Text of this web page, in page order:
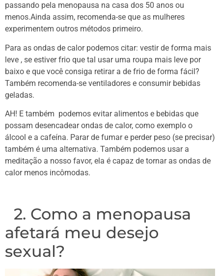
passando pela menopausa na casa dos 50 anos ou
menos.Ainda assim, recomenda-se que as mulheres
experimentem outros métodos primeiro.
Para as ondas de calor podemos citar: vestir de forma mais
leve , se estiver frio que tal usar uma roupa mais leve por
baixo e que você consiga retirar a de frio de forma fácil?
Também recomenda-se ventiladores e consumir bebidas
geladas.
AH! E também podemos evitar alimentos e bebidas que
possam desencadear ondas de calor, como exemplo o
álcool e a cafeína. Parar de fumar e perder peso (se precisar)
também é uma alternativa. Também podemos usar a
meditação a nosso favor, ela é capaz de tornar as ondas de
calor menos incômodas.
2. Como a menopausa
afetará meu desejo
sexual?